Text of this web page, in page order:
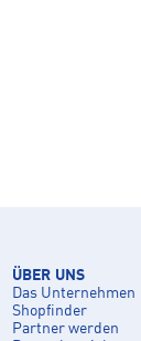
ÜBER UNS
Das Unternehmen
Shopfinder
Partner werden